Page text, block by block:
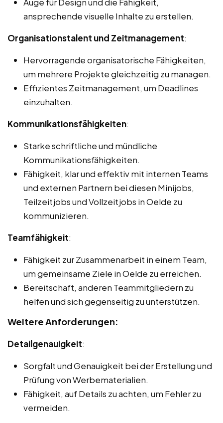
ansprechende visuelle Inhalte zu erstellen.
Organisationstalent und Zeitmanagement:
Hervorragende organisatorische Fähigkeiten,
um mehrere Projekte gleichzeitig zu managen.
Effizientes Zeitmanagement, um Deadlines
einzuhalten.
Kommunikationsfähigkeiten:
Starke schriftliche und mündliche
Kommunikationsfähigkeiten.
Fähigkeit, klar und effektiv mit internen Teams
und externen Partnern bei diesen Minijobs,
Teilzeitjobs und Vollzeitjobs in Oelde zu
kommunizieren.
Teamfähigkeit:
Fähigkeit zur Zusammenarbeit in einem Team,
um gemeinsame Ziele in Oelde zu erreichen.
Bereitschaft, anderen Teammitgliedern zu
helfen und sich gegenseitig zu unterstützen.
Weitere Anforderungen:
Detailgenauigkeit:
Sorgfalt und Genauigkeit bei der Erstellung und
Prüfung von Werbematerialien.
Fähigkeit, auf Details zu achten, um Fehler zu
vermeiden.